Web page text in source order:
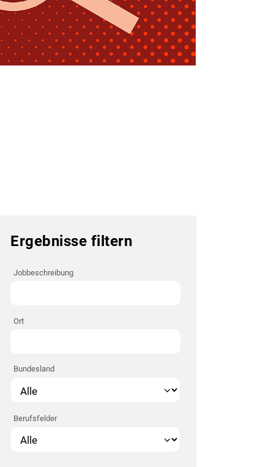
Ergebnisse filtern
Jobbeschreibung
Ort
Bundesland
Berufsfelder